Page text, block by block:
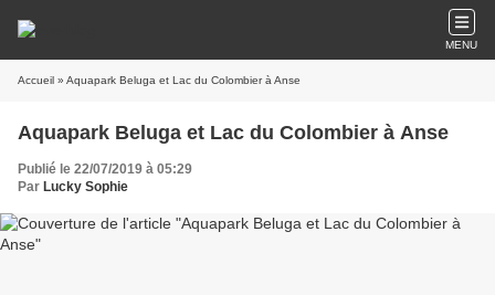
MENU
Accueil » Aquapark Beluga et Lac du Colombier à Anse
Aquapark Beluga et Lac du Colombier à Anse
Publié le 22/07/2019 à 05:29
Par Lucky Sophie